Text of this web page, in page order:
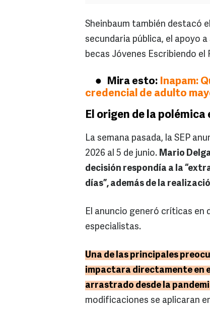
Sheinbaum también destacó
secundaria pública, el apoyo
becas Jóvenes Escribiendo el
Mira esto: Inapam:
credencial de adulto
El origen de la
La semana pasada, la SEP
2026 al 5 de junio. Mario
decisión respondía a la
días”, además de la
El anuncio generó críticas en
especialistas.
Una de las principales
impactara directamente en
arrastrado desde la
modificaciones se aplicaran